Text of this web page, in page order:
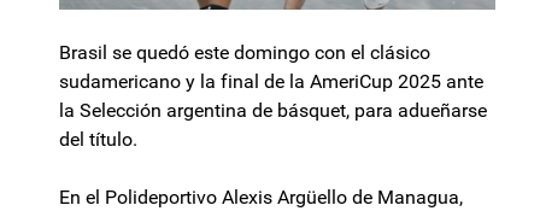
Brasil se quedó este domingo con el clásico
sudamericano y la final de la AmeriCup 2025 ante
la Selección argentina de básquet, para adueñarse
del título.
En el Polideportivo Alexis Argüello de Managua,